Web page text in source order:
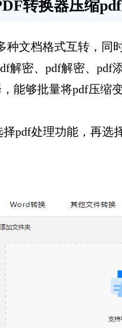
转换器压缩
种文档格式互转，同
解密、pdf解密、pdf
能够批量将pdf压缩
pdf处理功能，再选